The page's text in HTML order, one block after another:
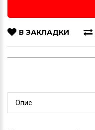
В ЗАКЛАДКИ
Опис